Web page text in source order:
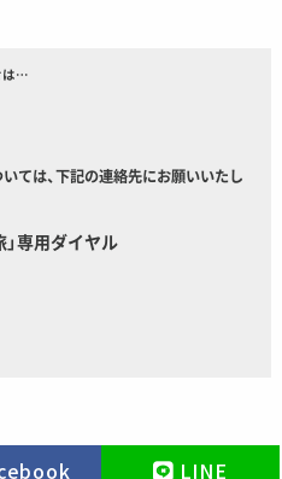
は…
ては、下記の連絡先にお願いいたし
」専用ダイヤル
LINE